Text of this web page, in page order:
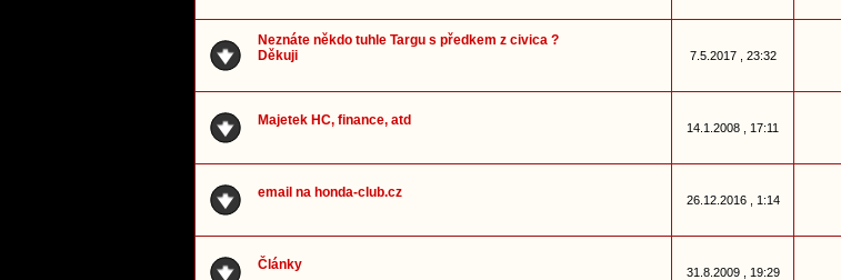
Neznáte někdo tuhle Targu s předkem z civica ?
Děkuji
7.5.2017 , 23:32
Majetek HC, finance, atd 14.1.2008 , 17:11
email na honda-club.cz 26.12.2016 , 1:14
Články 31.8.2009 , 19:29